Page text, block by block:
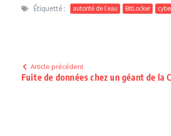
Étiquetté : autorité de l’eau BitLocker
Article précédent
Fuite de données chez un géant de la